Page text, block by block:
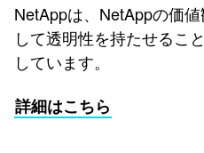
NetAppは、NetAppの価
して透明性を持たせるこ
しています。
詳細はこちら